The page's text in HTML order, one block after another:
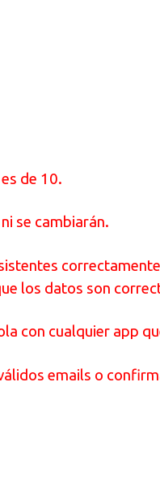
de 10.
se cambiarán.
los datos son
con cualquier app
emails o